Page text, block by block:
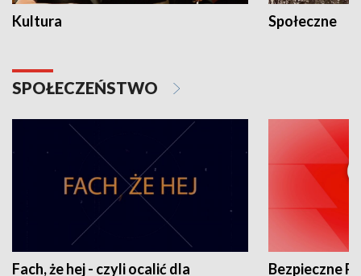
Kultura Społeczne
SPOŁECZEŃSTWO
Fach, że hej - czyli ocalić dla
Bezpieczne